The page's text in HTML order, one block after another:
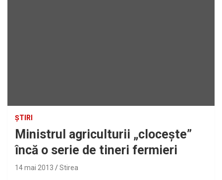
ȘTIRI
Ministrul agriculturii „cloceşte”
încă o serie de tineri fermieri
14 mai 2013 Stirea